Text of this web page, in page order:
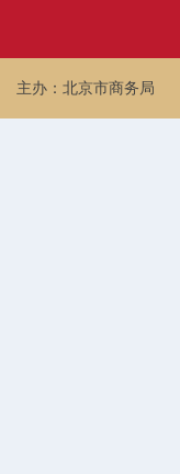
主办：北京市商务局